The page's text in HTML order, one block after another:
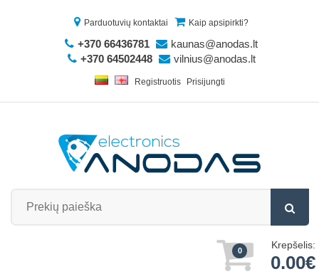
Parduotuvių kontaktai Kaip apsipirkti?
+370 66436781
kaunas@anodas.lt
+370 64502448
vilnius@anodas.lt
Registruotis Prisijungti
0 Krepšelis:
0.00€